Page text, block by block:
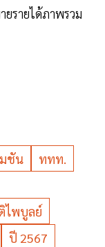
รายได้ภาพรวม
ชัน
ททท.
ไพบูลย์
ปี 2567